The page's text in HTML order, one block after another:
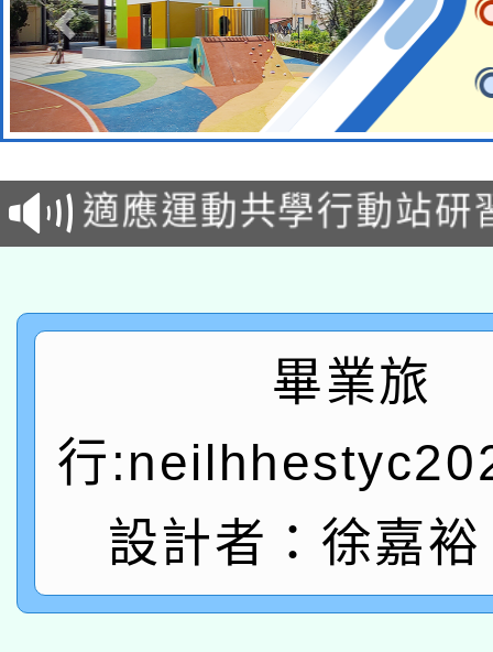
本校115學年度第2次
招甄選結果公告(無人
適應運動共學行動站研
本館辦理115年度閱讀
暨閱讀推動專業研習
科技賦能─人工智慧
A3數位素養講師名單
「數位內容與教學軟
pilot」
有關大陸委員會函釋公
薪期間赴陸應申請許可
轉知經濟部水利署委託
業技術研究院辦理「
115年8月22日(星期六
畢業旅
行
設計者：徐嘉